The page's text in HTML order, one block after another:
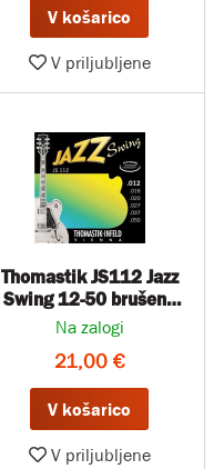
V košarico
V priljubljene
Thomastik JS112 Jazz
Swing 12-50 brušene
strune
Na zalogi
21,00 €
V košarico
V priljubljene